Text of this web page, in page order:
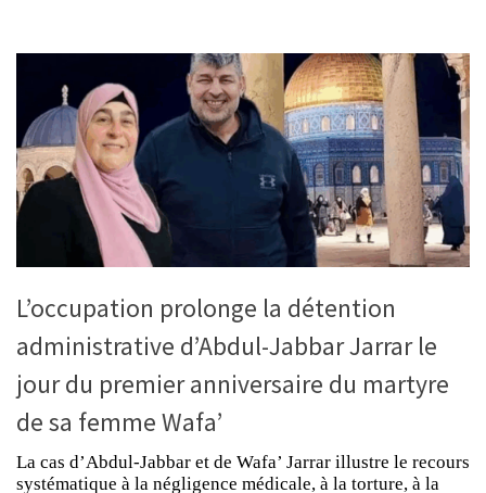
L’occupation prolonge la détention
administrative d’Abdul-Jabbar Jarrar le
jour du premier anniversaire du martyre
de sa femme Wafa’
La cas d’Abdul-Jabbar et de Wafa’ Jarrar illustre le recours
systématique à la négligence médicale, à la torture, à la